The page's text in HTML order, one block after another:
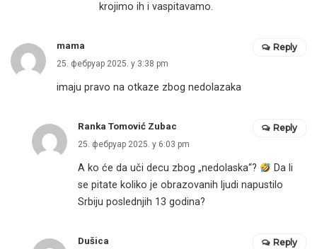
krojimo ih i vaspitavamo.
mama
25. фебруар 2025. у 3:38 pm
imaju pravo na otkaze zbog nedolazaka
Reply
Ranka Tomović Zubac
25. фебруар 2025. у 6:03 pm
A ko će da uči decu zbog „nedolaska“?
Da li
se pitate koliko je obrazovanih ljudi napustilo
Srbiju poslednjih 13 godina?
Reply
Dušica Reply